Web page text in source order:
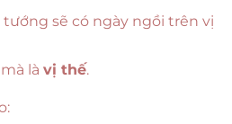
tướng sẽ có ngày ngồi trên vị
là vị thế.